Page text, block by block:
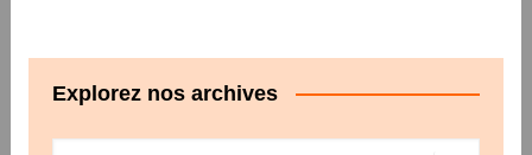
Explorez nos archives